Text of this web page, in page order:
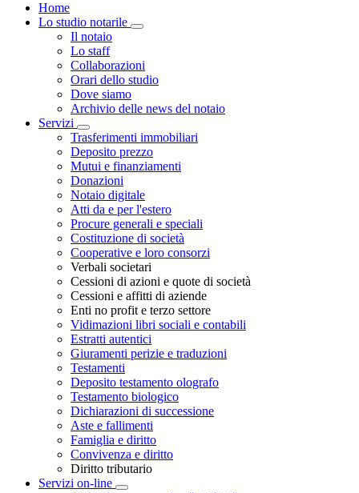
Home
Lo studio notarile
Toggle Dropdown
Il notaio
Lo staff
Collaborazioni
Orari dello studio
Dove siamo
Archivio delle news del notaio
Servizi
Toggle Dropdown
Trasferimenti immobiliari
Deposito prezzo
Mutui e finanziamenti
Donazioni
Notaio digitale
Atti da e per l'estero
Procure generali e speciali
Costituzione di società
Cooperative e loro consorzi
Verbali societari
Cessioni di azioni e quote di società
Cessioni e affitti di aziende
Enti no profit e terzo settore
Vidimazioni libri sociali e contabili
Estratti autentici
Giuramenti perizie e traduzioni
Testamenti
Deposito testamento olografo
Testamento biologico
Dichiarazioni di successione
Aste e fallimenti
Famiglia e diritto
Convivenza e diritto
Diritto tributario
Servizi on-line